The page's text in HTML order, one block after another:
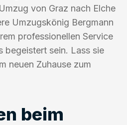
von Graz nach Elche
Umzugskönig Bergmann
professionellen Service
begeistert sein. Lass sie
neuen Zuhause zum
beim